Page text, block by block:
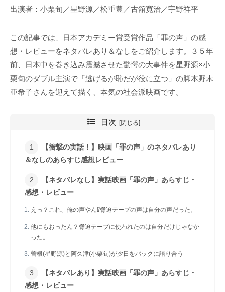
出演者：小栗旬／星野源／松重豊／古舘寛治／宇野祥平
この記事では、日本アカデミー賞受賞作品「罪の声」の感
想・レビューをネタバレあり＆なしをご紹介します。３５年
前、日本中を巻き込み震撼させた驚愕の大事件を星野源×小
栗旬のダブル主演で「逃げるが恥だが役に立つ」の脚本野木
亜希子さんを迎えて描く、本気の社会派映画です。
目次
【衝撃の実話！】映画「罪の声」のネタバレあり
＆なしのあらすじ感想レビュー
【ネタバレなし】実話映画「罪の声」あらすじ・
感想・レビュー
えっ？これ、俺の声やん⁉脅迫テープの声は自分の声だった。
他にもおったん？脅迫テープに使われたのは自分だけじゃなか
った。
曽根(星野源)と阿久津(小栗旬)が夕日をバックに語り合う
【ネタバレあり】実話映画「罪の声」あらすじ・
感想・レビュー